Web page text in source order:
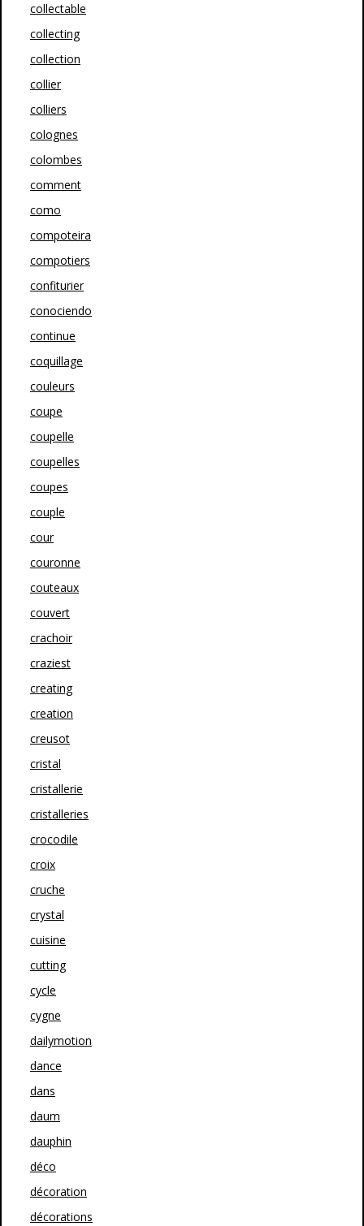
collectable
collecting
collection
collier
colliers
colognes
colombes
comment
como
compoteira
compotiers
confiturier
conociendo
continue
coquillage
couleurs
coupe
coupelle
coupelles
coupes
couple
cour
couronne
couteaux
couvert
crachoir
craziest
creating
creation
creusot
cristal
cristallerie
cristalleries
crocodile
croix
cruche
crystal
cuisine
cutting
cycle
cygne
dailymotion
dance
dans
daum
dauphin
déco
décoration
décorations